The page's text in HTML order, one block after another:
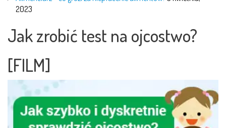
2023
Jak zrobić test na ojcostwo?
[FILM]